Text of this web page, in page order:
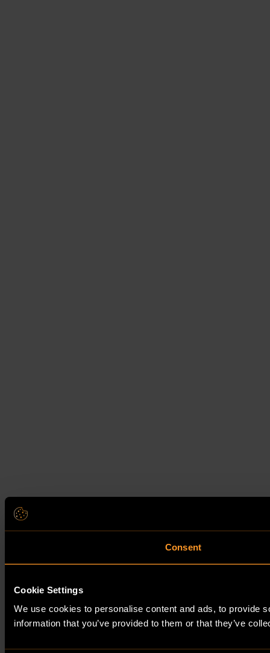
Consent
Cookie Settings
We use cookies to personalise content and ads, to provide
information that you’ve provided to them or that they’ve